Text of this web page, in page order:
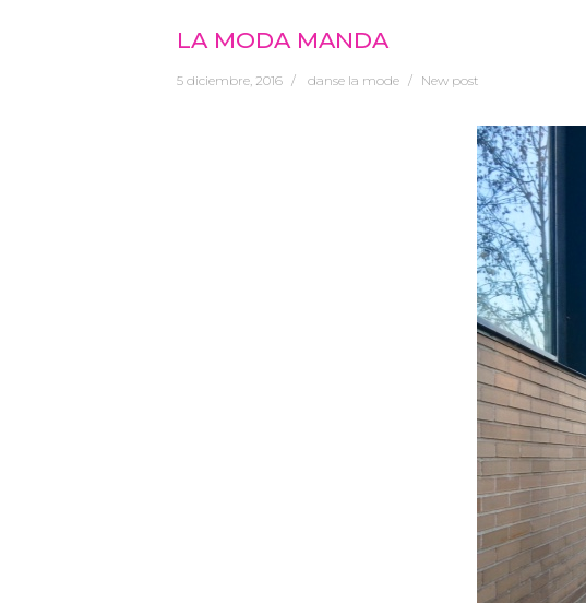
LA MODA MANDA
5 diciembre, 2016 danse la mode New post